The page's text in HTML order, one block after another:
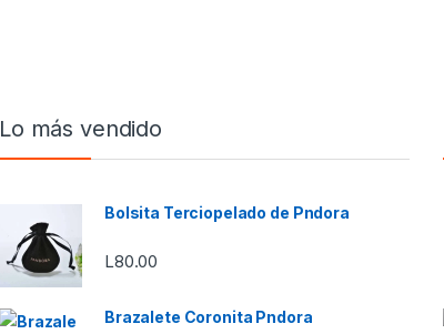
Lo más vendido
Bolsita Terciopelado de Pndora
L80.00
Brazalete Coronita Pndora